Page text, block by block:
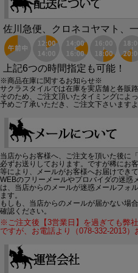
佐川急便、クロネコヤマト、
上記6つの時間指定も可能！
※商品在庫に関するお知らせ※
サクラスタイルでは在庫を実店舗と各販
そのため、ご注文頂いたタイミングによ
予めご了承いただき、ご注文下さいます
当店からお客様へ、ご注文を頂いた後に
必ずお送りしております。ですが稀にお
等により、メールがお客様へお届けでき
WEBのフリーメールやプロバイダの迷惑
は、当店からのメールが迷惑メールフォ
ます。
もしも、当店からのメールが届かない場
確認ください。
※ご注文後【3営業日】を過ぎても弊
ですが、お電話より（078-332-2013）